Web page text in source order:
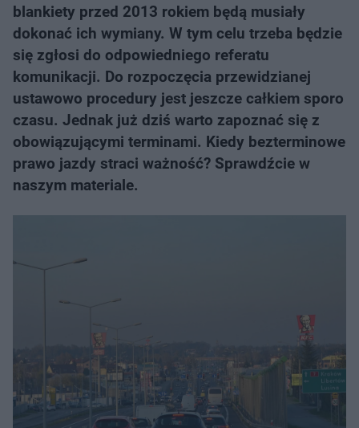
blankiety przed 2013 rokiem będą musiały
dokonać ich wymiany. W tym celu trzeba będzie
się zgłosi do odpowiedniego referatu
komunikacji. Do rozpoczęcia przewidzianej
ustawowo procedury jest jeszcze całkiem sporo
czasu. Jednak już dziś warto zapoznać się z
obowiązującymi terminami. Kiedy bezterminowe
prawo jazdy straci ważność? Sprawdźcie w
naszym materiale.